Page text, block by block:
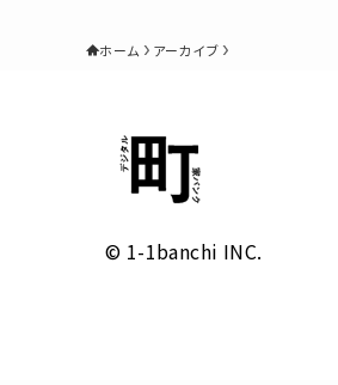
ホーム アーカイブ
© 1-1banchi INC.